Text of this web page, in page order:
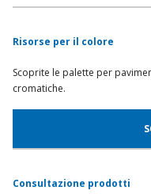
Risorse per il colore
Scoprite le palette per
cromatiche.
Consultazione prodotti